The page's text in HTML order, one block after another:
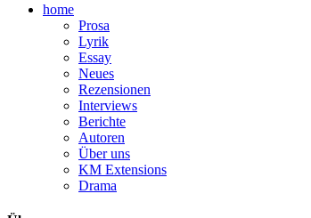
home
Prosa
Lyrik
Essay
Neues
Rezensionen
Interviews
Berichte
Autoren
Über uns
KM Extensions
Drama